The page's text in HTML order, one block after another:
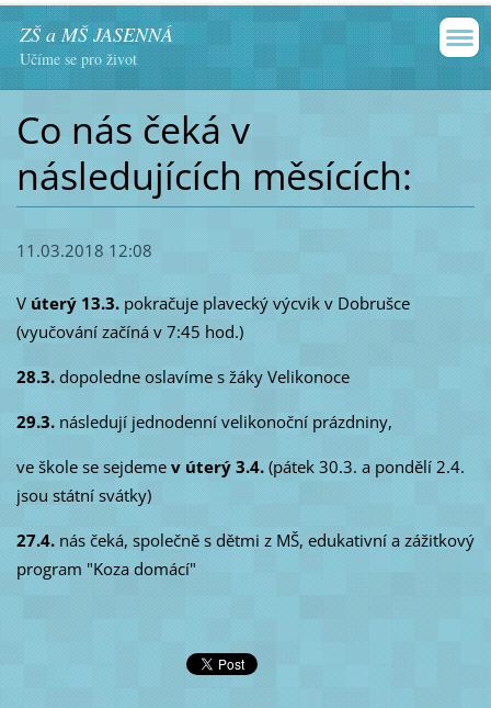
ZŠ a MŠ JASENNÁ
Učíme se pro život
Co nás čeká v
následujících měsících:
11.03.2018 12:08
V úterý 13.3.pokračuje plavecký výcvik v Dobrušce
(vyučování začíná v 7:45 hod.)
28.3. dopoledne oslavíme s žáky Velikonoce
29.3. následují jednodenní velikonoční prázdniny,
ve škole se sejdeme v úterý 3.4. (pátek 30.3. a pondělí 2.4.
jsou státní svátky)
27.4.nás čeká, společně s dětmi z MŠ, edukativní a zážitkový
program "Koza domácí"